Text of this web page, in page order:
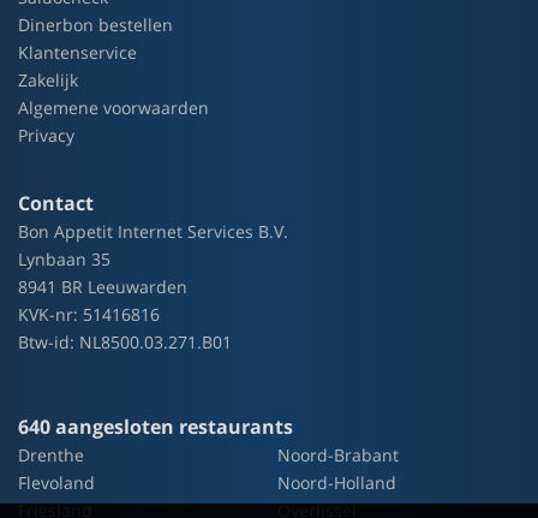
Dinerbon bestellen
Klantenservice
Zakelijk
Algemene voorwaarden
Privacy
Contact
Bon Appetit Internet Services B.V.
Lynbaan 35
8941 BR Leeuwarden
KVK-nr: 51416816
Btw-id: NL8500.03.271.B01
640 aangesloten restaurants
Drenthe
Flevoland
Friesland
Noord-Brabant
Noord-Holland
Overijssel